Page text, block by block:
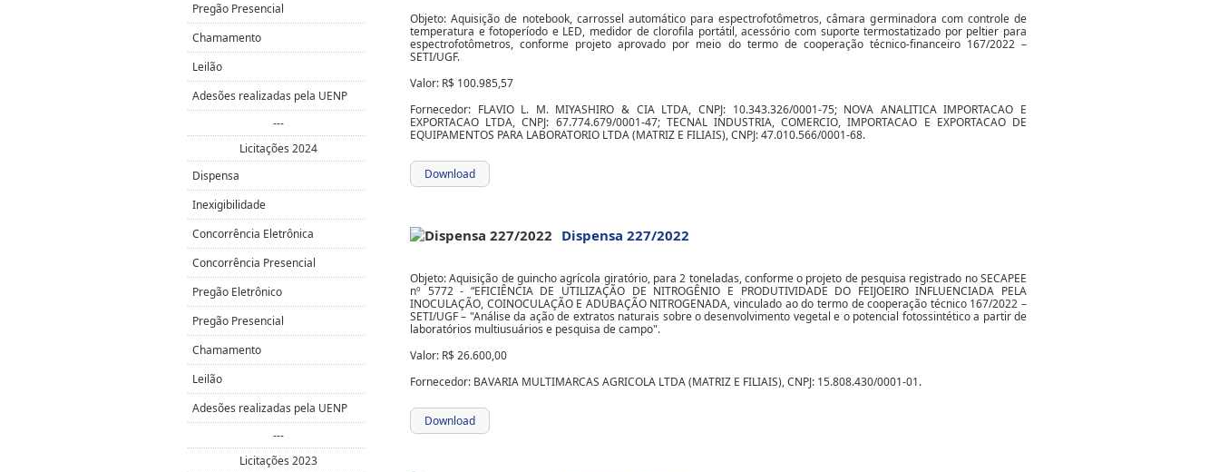
Objeto: Aquisição de notebook, carrossel automático para espectrofotômetros, câmara germinadora com controle de
temperatura e fotoperíodo e LED, medidor de clorofila portátil, acessório com suporte termostatizado por peltier para
espectrofotômetros, conforme projeto aprovado por meio do termo de cooperação técnico-financeiro 167/2022 –
SETI/UGF.
Valor: R$ 100.985,57
Fornecedor: FLAVIO L. M. MIYASHIRO & CIA LTDA, CNPJ: 10.343.326/0001-75; NOVA ANALITICA IMPORTACAO E
EXPORTACAO LTDA, CNPJ: 67.774.679/0001-47; TECNAL INDUSTRIA, COMERCIO, IMPORTACAO E EXPORTACAO DE
EQUIPAMENTOS PARA LABORATORIO LTDA (MATRIZ E FILIAIS), CNPJ: 47.010.566/0001-68.
Download
Dispensa 227/2022
Objeto: Aquisição de guincho agrícola giratório, para 2 toneladas, conforme o projeto de pesquisa registrado no SECAPEE
nº 5772 - “EFICIÊNCIA DE UTILIZAÇÃO DE NITROGÊNIO E PRODUTIVIDADE DO FEIJOEIRO INFLUENCIADA PELA
INOCULAÇÃO, COINOCULAÇÃO E ADUBAÇÃO NITROGENADA, vinculado ao do termo de cooperação técnico 167/2022 –
SETI/UGF – "Análise da ação de extratos naturais sobre o desenvolvimento vegetal e o potencial fotossintético a partir de
laboratórios multiusuários e pesquisa de campo".
Valor: R$ 26.600,00
Fornecedor: BAVARIA MULTIMARCAS AGRICOLA LTDA (MATRIZ E FILIAIS), CNPJ: 15.808.430/0001-01.
Download
Pregão Presencial
Chamamento
Leilão
Adesões realizadas pela UENP
---
Licitações 2024
Dispensa
Inexigibilidade
Concorrência Eletrônica
Concorrência Presencial
Pregão Eletrônico
Pregão Presencial
Chamamento
Leilão
Adesões realizadas pela UENP
---
Licitações 2023